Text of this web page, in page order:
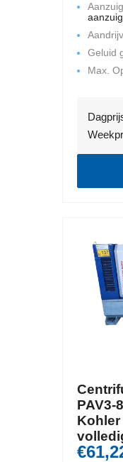
Deze
een
Geluid
Max.
PAV3-
Kohler